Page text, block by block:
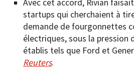
Avec cet accord, Rivian
startups qui cherchaient à
demande de fourgonnettes
électriques, sous la pression
établis tels que Ford et
Reuters.